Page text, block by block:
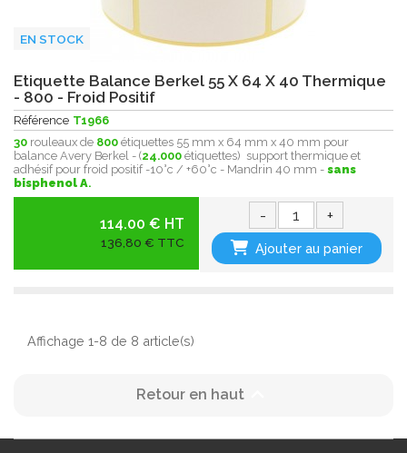
EN STOCK
Etiquette Balance Berkel 55 X 64 X 40 Thermique
- 800 - Froid Positif
Référence T1966
30 rouleaux de 800 étiquettes 55 mm x 64 mm x 40 mm pour
balance Avery Berkel - (24.000 étiquettes) support thermique et
adhésif pour froid positif -10°c / +60°c - Mandrin 40 mm - sans
bisphenol A.
114.00 € HT
136,80 € TTC
- +
Ajouter au panier
Affichage 1-8 de 8 article(s)
Retour en haut